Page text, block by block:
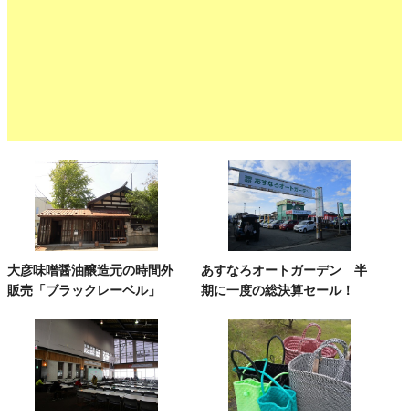
大彦味噌醤油醸造元の時間外
販売「ブラックレーベル」
あすなろオートガーデン 半
期に一度の総決算セール！